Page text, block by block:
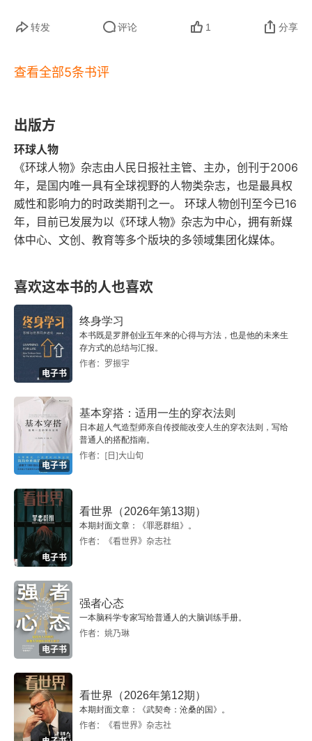
着走。放空成见，放空杂念，唯此真道，集在虚
转发 评论 1 分享
查看全部5条书评
出版方
环球人物
《环球人物》杂志由人民日报社主管、主办，创刊于2006
年，是国内唯一具有全球视野的人物类杂志，也是最具权
威性和影响力的时政类期刊之一。 环球人物创刊至今已16
年，目前已发展为以《环球人物》杂志为中心，拥有新媒
体中心、文创、教育等多个版块的多领域集团化媒体。
喜欢这本书的人也喜欢
电子书
终身学习
本书既是罗胖创业五年来的心得与方法，也是他的未来生
存方式的总结与汇报。
作者：罗振宇
电子书
基本穿搭：适用一生的穿衣法则
日本超人气造型师亲自传授能改变人生的穿衣法则，写给
普通人的搭配指南。
作者：[日]大山旬
电子书
看世界（2026年第13期）
本期封面文章：《罪恶群组》。
作者：《看世界》杂志社
电子书
强者心态
一本脑科学专家写给普通人的大脑训练手册。
作者：姚乃琳
看世界（2026年第12期）
本期封面文章：《武契奇：沧桑的国》。
作者：《看世界》杂志社